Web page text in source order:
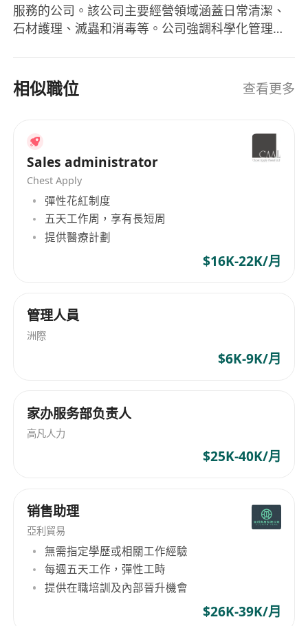
服務的公司。該公司主要經營領域涵蓋日常清潔、
石材護理、滅蟲和消毒等。公司強調科學化管理及
有限公司都能提供全面的清潔解決方案。公司堅持
以客戶需求為先，致力於打造一個清潔、整潔的環
Services Co., Ltd is a company dedicated to
providing various cleaning services. The main
areas of operation cover daily cleaning, stone
care, pest control, and disinfection. The
company emphasizes scientific management
and has a professional cleaning team,
committed to providing high-quality service for
customers. Whether it's offices, residential
cleaning solutions. The company adheres to
putting customer needs first, striving to create a
clean and tidy environment, allowing customers
to enjoy premium cleaning experiences.
相似職位 查看更多
Sales administrator
Chest Apply
彈性花紅制度
五天工作周，享有長短周
提供醫療計劃
$16K-22K/月
管理人員
洲際
$6K-9K/月
家办服务部负责人
高凡人力
$25K-40K/月
销售助理
亞利貿易
無需指定學歷或相關工作經驗
每週五天工作，彈性工時
提供在職培訓及內部晉升機會
$26K-39K/月